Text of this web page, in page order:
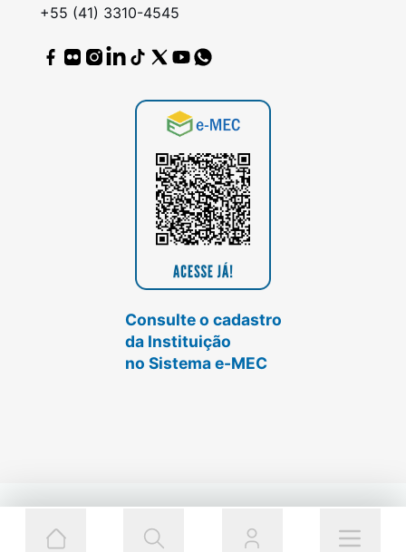
+55 (41) 3310-4545
Consulte o cadastro
da Instituição
no Sistema e-MEC